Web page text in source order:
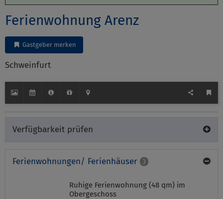
Ferienwohnung Arenz
Gastgeber merken
Schweinfurt
Verfügbarkeit prüfen
Ferienwohnungen/ Ferienhäuser 3
Ruhige Ferienwohnung (48 qm) im
Obergeschoss